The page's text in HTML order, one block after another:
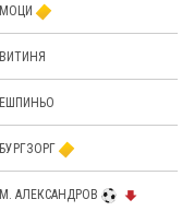
МОЦИ
ВИТИНЯ
ЕШПИНЬО
БУРГЗОРГ
М. АЛЕКСАНДРОВ